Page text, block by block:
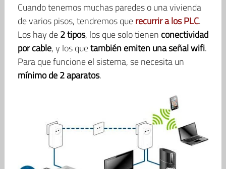
Cuando tenemos muchas paredes o una vivienda
de varios pisos, tendremos querecurrir a los PLC.
Los hay de2 tipos, los que solo tienen conectividad
por cable, y los quetambién emiten una señal wifi.
Para que funcione el sistema, se necesita un
mínimo de 2 aparatos.